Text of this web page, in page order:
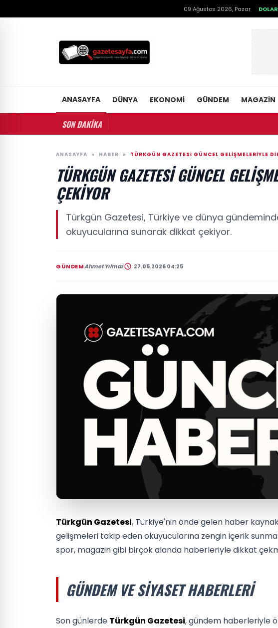
09 Ağustos 2026, Pazar
ANASAYFA DÜNYA EKONOMI GÜNDEM MAGAZIN
SON DAKİKA
ANASAYFA » HABER » TÜRKGÜN GAZETESI GÜNCEL GELIŞMELERIYLE
TÜRKGÜN GAZETESI GÜNCEL
ÇEKIYOR
Türkgün Gazetesi, Türkiye ve dünya
okuyucularına sunarak dikkat çekiyor.
GÜNDEMAhmet Yılmaz 27.05.2026 04:25
Türkgün Gazetesi, Türkiye'nin önde gelen haber
gelişmeleri takip eden okuyucularına zengin içerik
spor, magazin gibi birçok alanda haberleriyle dikkat
GÜNDEM VE SIYASET HABERLERI
Son günlerde Türkgün Gazetesi, gündem haberleriyle